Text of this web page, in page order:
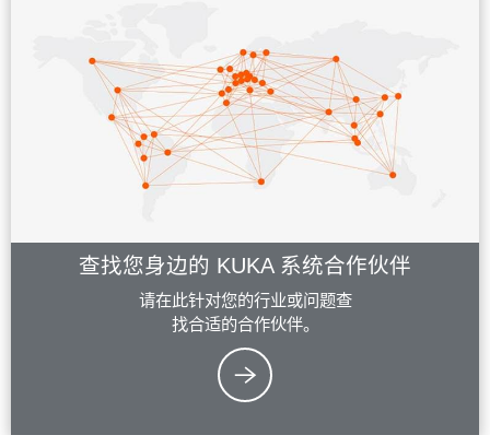
查找您身边的 KUKA 系统合作伙伴
请在此针对您的行业或问题查
找合适的合作伙伴。